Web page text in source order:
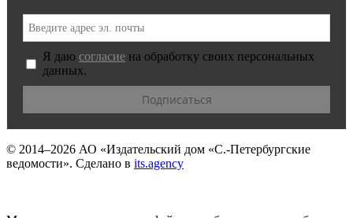
Я даю согласие на обработку своих персональных
данных.
© 2014–2026 АО «Издательский дом «С.-Петербургские
ведомости». Сделано в its.agency